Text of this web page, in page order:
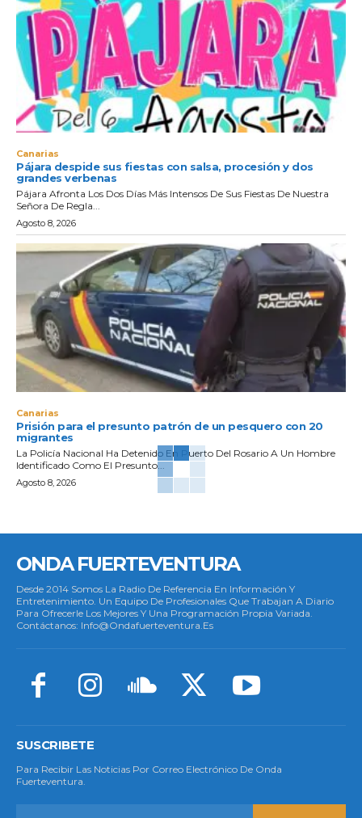
Canarias
Pájara despide sus fiestas con salsa, procesión y dos
grandes verbenas
Pájara Afronta Los Dos Días Más Intensos De Sus Fiestas De Nuestra
Señora De Regla...
Agosto 8, 2026
Canarias
Prisión para el presunto patrón de un pesquero con 20
migrantes
La Policía Nacional Ha Detenido En Puerto Del Rosario A Un Hombre
Identificado Como El Presunto...
Agosto 8, 2026
ONDA FUERTEVENTURA
Desde 2014 Somos La Radio De Referencia En Información Y
Entretenimiento. Un Equipo De Profesionales Que Trabajan A Diario
Para Ofrecerle Los Mejores Y Una Programación Propia Variada.
Contáctanos: Info@ondafuerteventura.es
SUSCRIBETE
Para Recibir Las Noticias Por Correo Electrónico De Onda
Fuerteventura.